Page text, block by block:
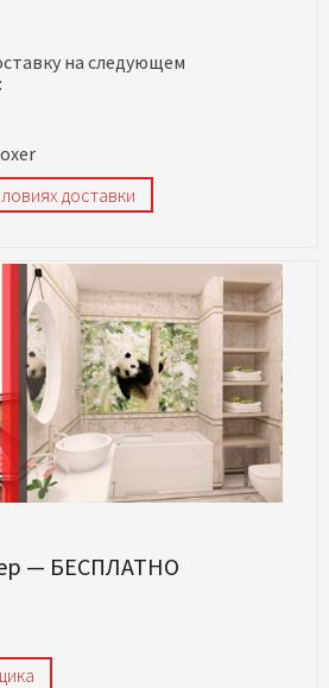
на следующем
доставки
— БЕСПЛАТНО